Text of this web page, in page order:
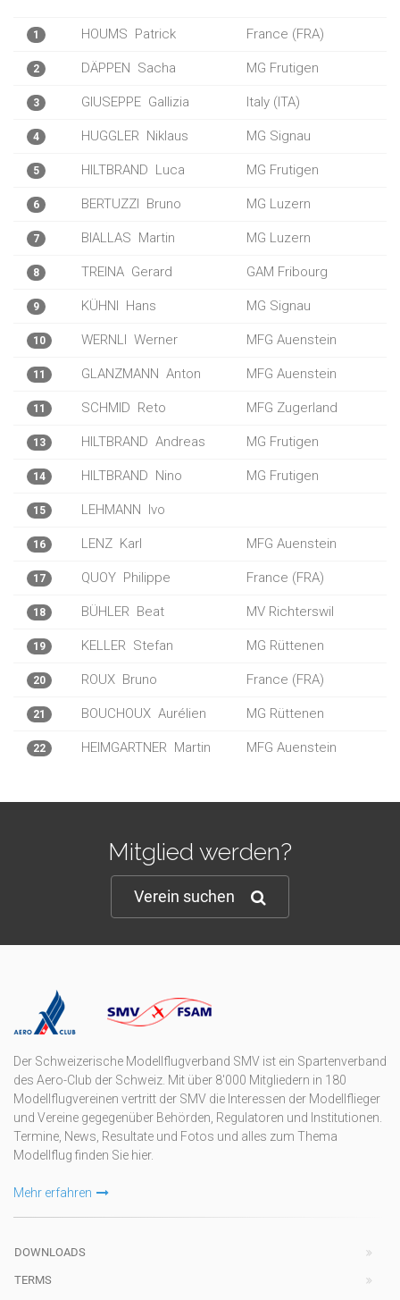
1 HOUMS Patrick France (FRA)
2 DÄPPEN Sacha MG Frutigen
3 GIUSEPPE Gallizia Italy (ITA)
4 HUGGLER Niklaus MG Signau
5 HILTBRAND Luca MG Frutigen
6 BERTUZZI Bruno MG Luzern
7 BIALLAS Martin MG Luzern
8 TREINA Gerard GAM Fribourg
9 KÜHNI Hans MG Signau
10 WERNLI Werner MFG Auenstein
11 GLANZMANN Anton MFG Auenstein
11 SCHMID Reto MFG Zugerland
13 HILTBRAND Andreas MG Frutigen
14 HILTBRAND Nino MG Frutigen
15 LEHMANN Ivo
16 LENZ Karl MFG Auenstein
17 QUOY Philippe France (FRA)
18 BÜHLER Beat MV Richterswil
19 KELLER Stefan MG Rüttenen
20 ROUX Bruno France (FRA)
21 BOUCHOUX Aurélien MG Rüttenen
22 HEIMGARTNER Martin MFG Auenstein
Mitglied werden?
Verein suchen
Der Schweizerische Modellflugverband SMV ist ein Spartenverband
des Aero-Club der Schweiz. Mit über 8'000 Mitgliedern in 180
Modellflugvereinen vertritt der SMV die Interessen der Modellflieger
und Vereine gegegenüber Behörden, Regulatoren und Institutionen.
Termine, News, Resultate und Fotos und alles zum Thema
Modellflug finden Sie hier.
Mehr erfahren
DOWNLOADS
TERMS